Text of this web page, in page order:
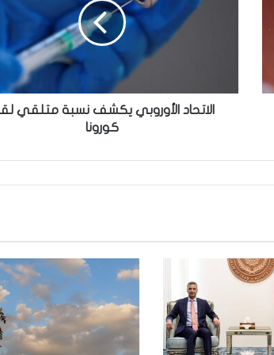
ل
و
ش
ف
ن
ة
م
الاتحاد الأوروبي يكشف نسبة متلقي
كورونا